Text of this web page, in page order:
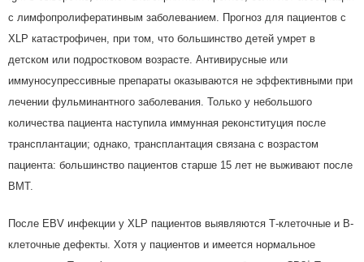
с лимфопролифератинвым заболеванием. Прогноз для пациентов с
XLP катастрофичен, при том, что большинство детей умрет в
детском или подростковом возрасте. Антивирусные или
иммуносупрессивные препараты оказываются не эффективными при
лечении фульминантного заболевания. Только у небольшого
количества пациента наступила иммунная реконституция после
трансплантации; однако, трансплантация связана с возрастом
пациента: большинство пациентов старше 15 лет не выживают после
BMT.
После EBV инфекции у XLP пациентов выявляются Т-клеточные и В-
клеточные дефекты. Хотя у пациентов и имеется нормальное